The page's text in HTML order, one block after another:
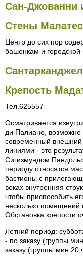
Сан-Джованни
Стены
Центр до сих пор
башенкам и городской
Крепость
Тел.625557
Осматривается
ди Палиано, возможно
современный внешний
линиями - это
Сигизмундом
периоду относятся
бастионы с
веках внутренняя
чтобы приспособить
несколько помещений
Обстановка крепости
Летний период:
- по заказу (группы
заказу (группы мин.20